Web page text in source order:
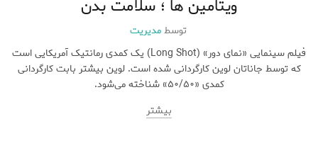
ویتامین ها ؛ سلامت بدن
توسطمدیریت
فیلم سینمایی «نمای دور» (Long Shot) یک کمدی رمانتیک آمریکایی است
که توسط جاناتان لوین کارگردانی شده است. لوین بیشتر بابت کارگردانی
کمدی «۵۰/۵۰» شناخته می‌شود.
بیشتر